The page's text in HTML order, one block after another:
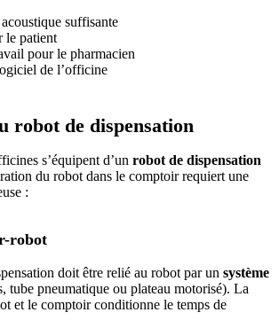
suffisante
le patient
pour le pharmacien
de l’officine
robot de dispensation
s’équipent d’un robot de dispensation
du robot dans le comptoir requiert une
:
robot
doit être relié au robot par un système
tube pneumatique ou plateau motorisé). La
et le comptoir conditionne le temps de